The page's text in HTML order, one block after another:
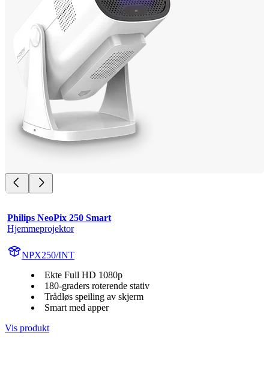
Philips NeoPix 250 Smart
Hjemmeprojektor
NPX250/INT
Ekte Full HD 1080p
180-graders roterende stativ
Trådløs speiling av skjerm
Smart med apper
Vis produkt